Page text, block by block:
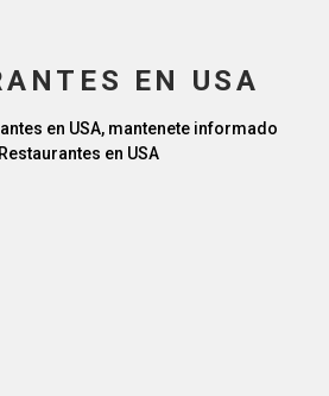
EN USA
en USA, mantenete informado
en USA